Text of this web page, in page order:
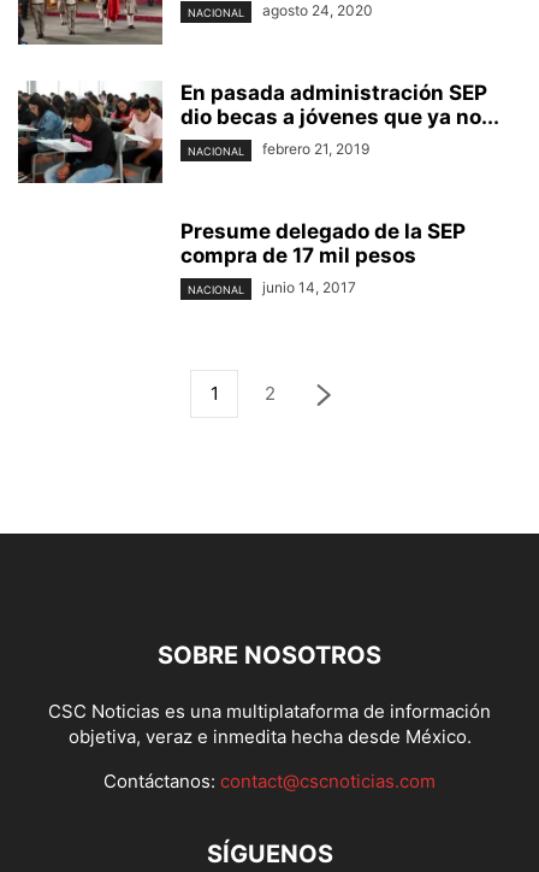
NACIONAL agosto 24, 2020
En pasada administración SEP
dio becas a jóvenes que ya no...
NACIONAL febrero 21, 2019
Presume delegado de la SEP
compra de 17 mil pesos
NACIONAL junio 14, 2017
1 2
SOBRE NOSOTROS
CSC Noticias es una multiplataforma de información
objetiva, veraz e inmedita hecha desde México.
Contáctanos: contact@cscnoticias.com
SÍGUENOS